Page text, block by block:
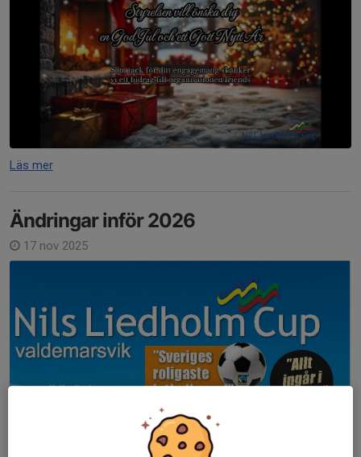
Läs mer
Ändringar inför 2026
17 nov 2025